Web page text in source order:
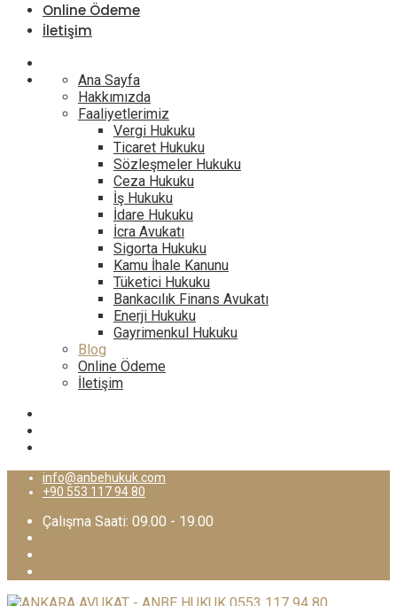
Online Ödeme
İletişim
Ana Sayfa
Hakkımızda
Faaliyetlerimiz
Vergi Hukuku
Ticaret Hukuku
Sözleşmeler Hukuku
Ceza Hukuku
İş Hukuku
İdare Hukuku
İcra Avukatı
Sigorta Hukuku
Kamu İhale Kanunu
Tüketici Hukuku
Bankacılık Finans Avukatı
Enerji Hukuku
Gayrimenkul Hukuku
Blog
Online Ödeme
İletişim
info@anbehukuk.com
+90 553 117 94 80
Çalışma Saati: 09.00 - 19.00